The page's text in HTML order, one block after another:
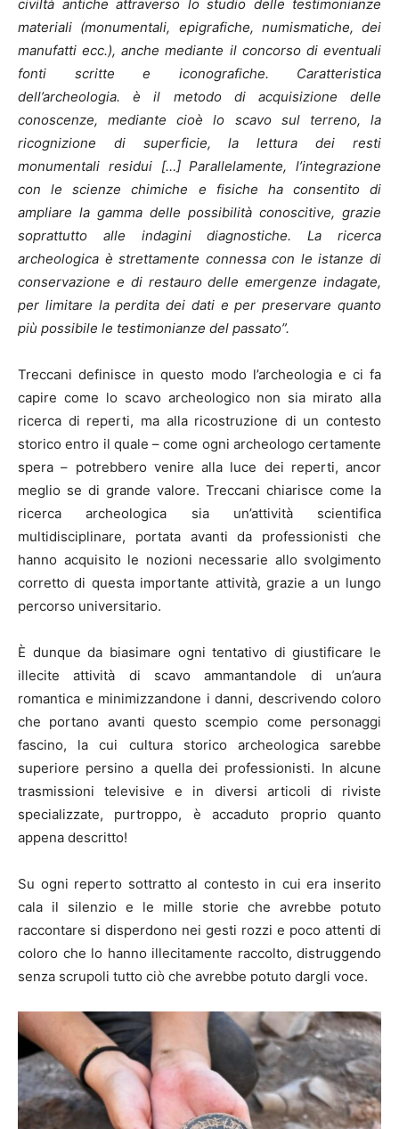
civiltà antiche attraverso lo studio delle testimonianze
materiali (monumentali, epigrafiche, numismatiche, dei
manufatti ecc.), anche mediante il concorso di eventuali
fonti scritte e iconografiche. Caratteristica
dell’archeologia. è il metodo di acquisizione delle
conoscenze, mediante cioè lo scavo sul terreno, la
ricognizione di superficie, la lettura dei resti
monumentali residui […] Parallelamente, l’integrazione
con le scienze chimiche e fisiche ha consentito di
ampliare la gamma delle possibilità conoscitive, grazie
soprattutto alle indagini diagnostiche. La ricerca
archeologica è strettamente connessa con le istanze di
conservazione e di restauro delle emergenze indagate,
per limitare la perdita dei dati e per preservare quanto
più possibile le testimonianze del passato”.
Treccani definisce in questo modo l’archeologia e ci fa
capire come lo scavo archeologico non sia mirato alla
ricerca di reperti, ma alla ricostruzione di un contesto
storico entro il quale – come ogni archeologo certamente
spera – potrebbero venire alla luce dei reperti, ancor
meglio se di grande valore. Treccani chiarisce come la
ricerca archeologica sia un’attività scientifica
multidisciplinare, portata avanti da professionisti che
hanno acquisito le nozioni necessarie allo svolgimento
corretto di questa importante attività, grazie a un lungo
percorso universitario.
È dunque da biasimare ogni tentativo di giustificare le
illecite attività di scavo ammantandole di un’aura
romantica e minimizzandone i danni, descrivendo coloro
che portano avanti questo scempio come personaggi
fascino, la cui cultura storico archeologica sarebbe
superiore persino a quella dei professionisti. In alcune
trasmissioni televisive e in diversi articoli di riviste
specializzate, purtroppo, è accaduto proprio quanto
appena descritto!
Su ogni reperto sottratto al contesto in cui era inserito
cala il silenzio e le mille storie che avrebbe potuto
raccontare si disperdono nei gesti rozzi e poco attenti di
coloro che lo hanno illecitamente raccolto, distruggendo
senza scrupoli tutto ciò che avrebbe potuto dargli voce.